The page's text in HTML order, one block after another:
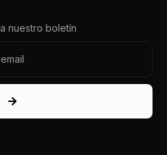
nuestro boletín